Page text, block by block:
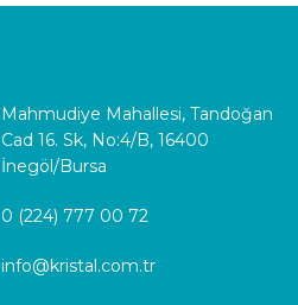
Mahmudiye Mahallesi, Tandoğan
Cad 16. Sk, No:4/B, 16400
İnegöl/Bursa
0 (224) 777 00 72
info@kristal.com.tr